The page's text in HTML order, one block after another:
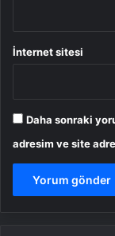
İnternet sitesi
Daha sonraki
adresim ve site